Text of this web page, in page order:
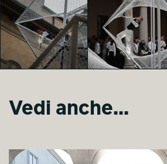
The Art of Dreams
Riccardo Bertani
The Art of Dreams
Riccardo Bertani
Vedi anche...